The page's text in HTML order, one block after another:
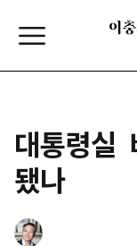
대통령실
됐나